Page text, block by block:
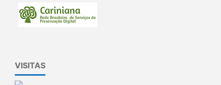
VISITAS